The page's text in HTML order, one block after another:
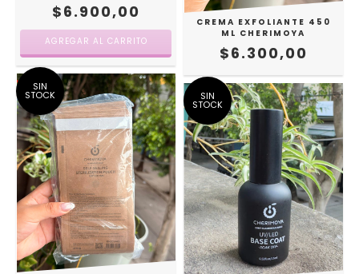
$6.900,00
CREMA EXFOLIANTE 450
ML CHERIMOYA
$6.300,00
SIN
STOCK SIN
STOCK